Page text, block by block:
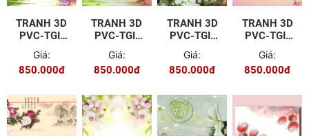
TRANH 3D
PVC-TGI-
FJ-P001
Giá:
850.000đ
TRANH 3D
PVC-TGI-
FJ-P002
Giá:
850.000đ
TRANH 3D
PVC-TGI-
BH-080
Giá:
850.000đ
TRANH 3D
PVC-TGI-
WM-P033
Giá:
850.000đ